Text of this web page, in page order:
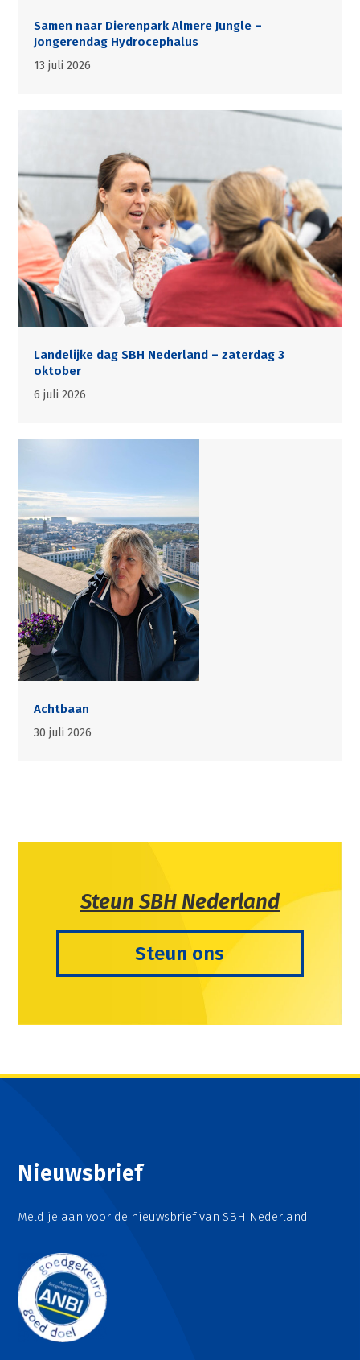
Samen naar Dierenpark Almere Jungle –
Jongerendag Hydrocephalus
13 juli 2026
Landelijke dag SBH Nederland – zaterdag 3
oktober
6 juli 2026
Achtbaan
30 juli 2026
Steun SBH Nederland
Steun ons
Nieuwsbrief
Meld je aan voor de nieuwsbrief van SBH Nederland